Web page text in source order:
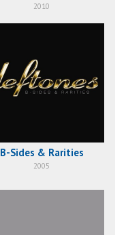
2010
B-Sides & Rarities
2005